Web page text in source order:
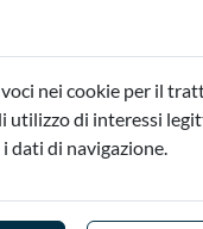
nei cookie per il
di interessi
dati di navigazione.